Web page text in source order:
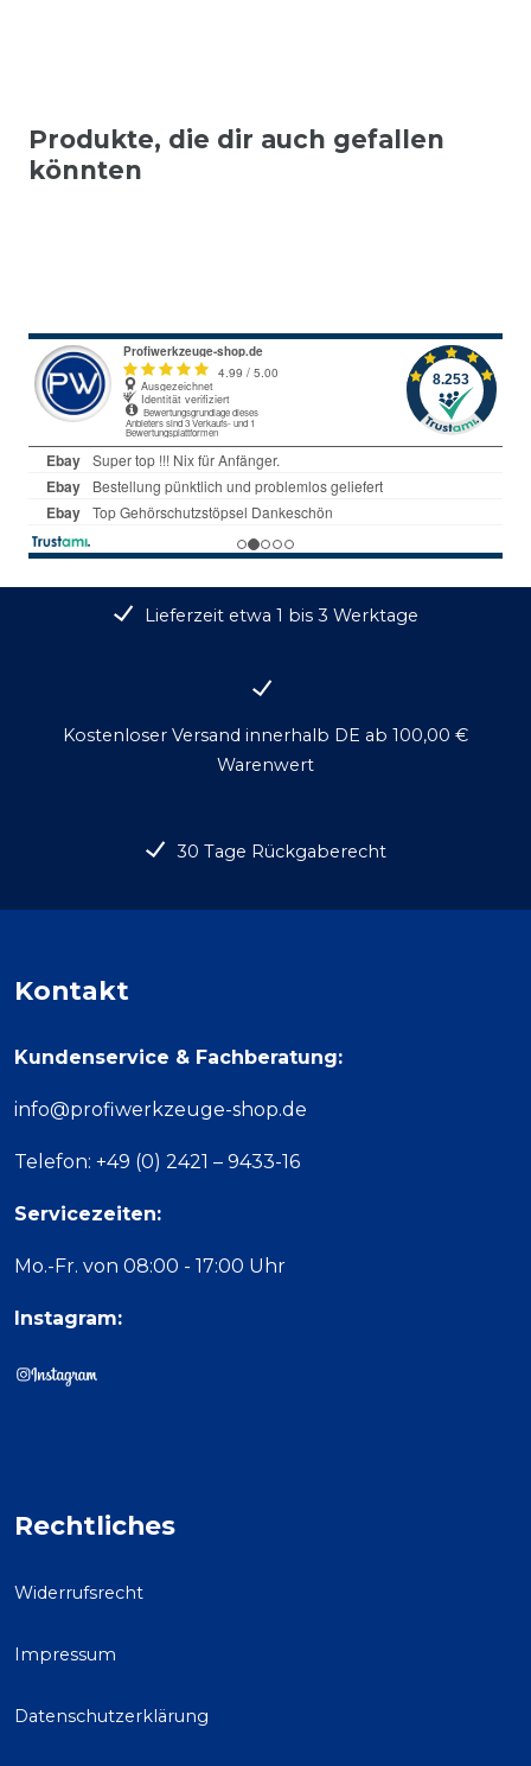
Produkte, die dir auch gefallen
könnten
Lieferzeit etwa 1 bis 3 Werktage
Kostenloser Versand innerhalb DE ab 100,00 €
Warenwert
30 Tage Rückgaberecht
Kontakt
Kundenservice & Fachberatung:
info@profiwerkzeuge-shop.de
Telefon: +49 (0) 2421 – 9433-16
Servicezeiten:
Mo.-Fr. von 08:00 - 17:00 Uhr
Instagram:
Rechtliches
Widerrufsrecht
Impressum
Datenschutzerklärung